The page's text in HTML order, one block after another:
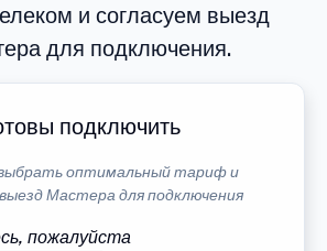
и согласуем выезд
для подключения.
подключить
оптимальный тариф и
Мастера для подключения
пожалуйста